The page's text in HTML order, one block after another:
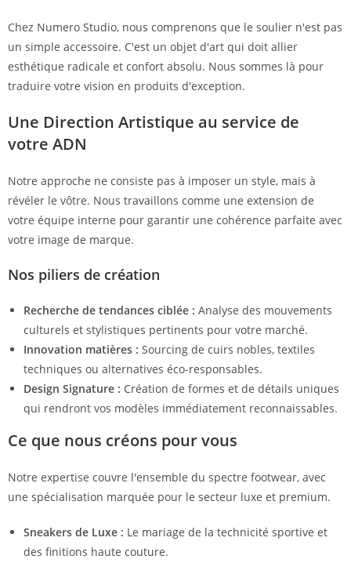
Chez Numero Studio, nous comprenons que le soulier n'est pas
un simple accessoire. C'est un objet d'art qui doit allier
esthétique radicale et confort absolu. Nous sommes là pour
traduire votre vision en produits d'exception.
Une Direction Artistique au service de
votre ADN
Notre approche ne consiste pas à imposer un style, mais à
révéler le vôtre. Nous travaillons comme une extension de
votre équipe interne pour garantir une cohérence parfaite avec
votre image de marque.
Nos piliers de création
Recherche de tendances ciblée : Analyse des mouvements
culturels et stylistiques pertinents pour votre marché.
Innovation matières : Sourcing de cuirs nobles, textiles
techniques ou alternatives éco-responsables.
Design Signature : Création de formes et de détails uniques
qui rendront vos modèles immédiatement reconnaissables.
Ce que nous créons pour vous
Notre expertise couvre l'ensemble du spectre footwear, avec
une spécialisation marquée pour le secteur luxe et premium.
Sneakers de Luxe : Le mariage de la technicité sportive et
des finitions haute couture.